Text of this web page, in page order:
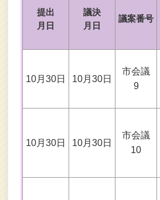
提出
月日
議決
月日
議案番号
10月30日 10月30日
市会議
9
10月30日 10月30日
市会議
10